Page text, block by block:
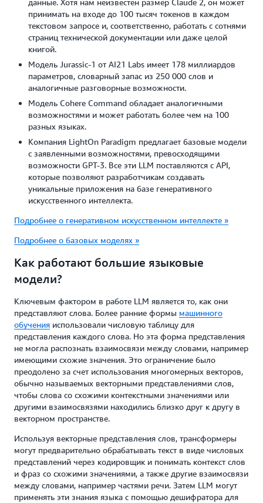
данные. Хотя нам неизвестен размер Claude 2, он может
принимать на входе до 100 тысяч токенов в каждом
текстовом запросе и, соответственно, работать с сотнями
страниц технической документации или даже целой
книгой.
Модель Jurassic-1 от AI21 Labs имеет 178 миллиардов
параметров, словарный запас из 250 000 слов и
аналогичные разговорные возможности.
Модель Cohere Command обладает аналогичными
возможностями и может работать более чем на 100
разных языках.
Компания LightOn Paradigm предлагает базовые модели
с заявленными возможностями, превосходящими
возможности GPT-3. Все эти LLM поставляются с API,
которые позволяют разработчикам создавать
уникальные приложения на базе генеративного
искусственного интеллекта.
Подробнее о генеративном искусственном интеллекте »
Подробнее о базовых моделях »
Как работают большие языковые
модели?
Ключевым фактором в работе LLM является то, как они
представляют слова. Более ранние формы машинного
обучения использовали числовую таблицу для
представления каждого слова. Но эта форма представления
не могла распознать взаимосвязи между словами, например
имеющими схожие значения. Это ограничение было
преодолено за счет использования многомерных векторов,
обычно называемых векторными представлениями слов,
чтобы слова со схожими контекстными значениями или
другими взаимосвязями находились близко друг к другу в
векторном пространстве.
Используя векторные представления слов, трансформеры
могут предварительно обрабатывать текст в виде числовых
представлений через кодировщик и понимать контекст слов
и фраз со схожими значениями, а также другие взаимосвязи
между словами, например частями речи. Затем LLM могут
применять эти знания языка с помощью дешифратора для